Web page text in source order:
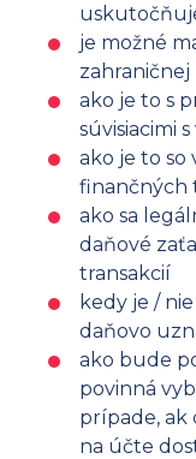
je možné
ako je to s
súvisiacimi
ako je to so
finančných
ako sa
daňové
transakcií
kedy je /
daňovo
ako bude
povinná
prípade, ak
na účte